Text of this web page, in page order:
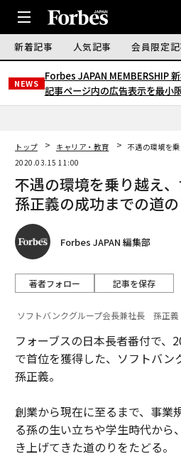
新着記事 人気記事 会員限定
NEWS
Forbes JAPAN MEMBERSHIP 新
記事ページ内の広告表示を最小
トップ キャリア・教育
不遇の環境を
2020.03.15 11:00
不遇の環境を乗り越え
孫正義の成功までの道の
Forbes JAPAN 編集部
著者フォロー 記事を保存
ソフトバンクグループ会長兼社長 孫正義
フォーブスの日本長者番付で、
で首位を獲得した、ソフトバン
孫正義。
創業から現在に至るまで、事業
る孫の生い立ちや学生時代から
き上げてきた道のりをたどる。